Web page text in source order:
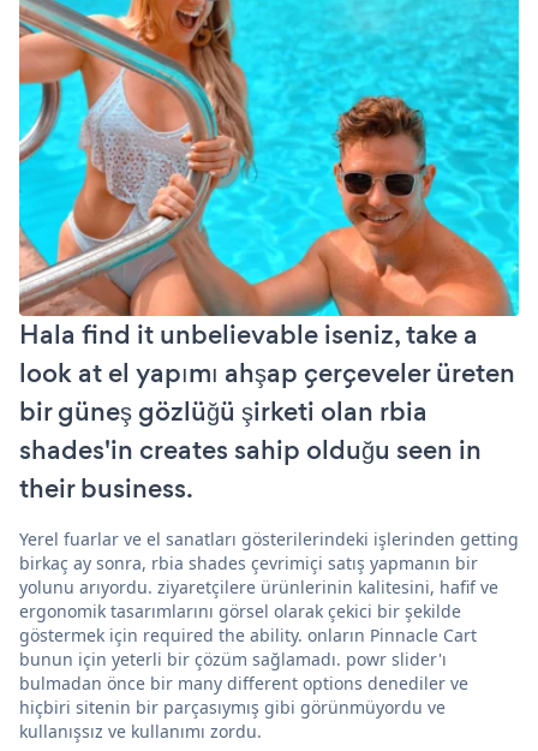
Hala find it unbelievable iseniz, take a
look at el yapımı ahşap çerçeveler üreten
bir güneş gözlüğü şirketi olan rbia
shades'in creates sahip olduğu seen in
their business.
Yerel fuarlar ve el sanatları gösterilerindeki işlerinden getting
birkaç ay sonra, rbia shades çevrimiçi satış yapmanın bir
yolunu arıyordu. ziyaretçilere ürünlerinin kalitesini, hafif ve
ergonomik tasarımlarını görsel olarak çekici bir şekilde
göstermek için required the ability. onların Pinnacle Cart
bunun için yeterli bir çözüm sağlamadı. powr slider'ı
bulmadan önce bir many different options denediler ve
hiçbiri sitenin bir parçasıymış gibi görünmüyordu ve
kullanışsız ve kullanımı zordu.